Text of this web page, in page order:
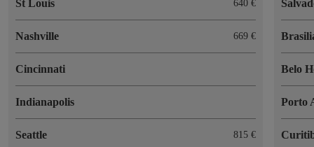
St Louis 640 €
Nashville 669 €
Cincinnati
Indianapolis
Seattle 815 €
Belo
Porto